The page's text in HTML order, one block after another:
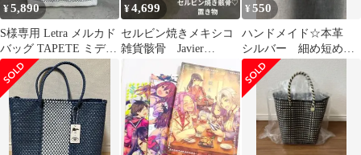
¥5,890
S様専用 Letra メルカド
バッグ TAPETE ミディ
アム トートプラカゴ
¥4,699
セルビン焼きメキシコ
雑貨骸骨 Javier
SERVIN 死者の日リメ
ンバーミー
¥550
ハンドメイド☆本革
シルバー 細め短め
バッグハンドルカバー